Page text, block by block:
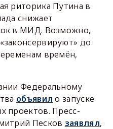
риторика Путина в
снижает
в МИД. Возможно,
до
времён,
Федеральному
объявил о запуске
проектов. Пресс-
Песков заявлял,